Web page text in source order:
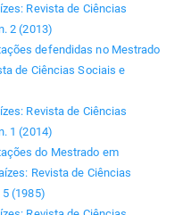
Revista de Ciências
2 (2013)
defendidas no Mestrado
de Ciências Sociais e
Revista de Ciências
1 (2014)
do Mestrado em
Revista de Ciências
(1985)